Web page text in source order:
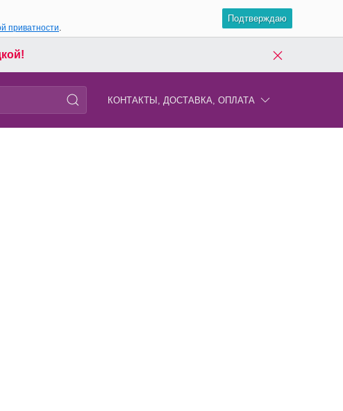
приватности.
Подтверждаю
КОНТАКТЫ, ДОСТАВКА, ОПЛАТА